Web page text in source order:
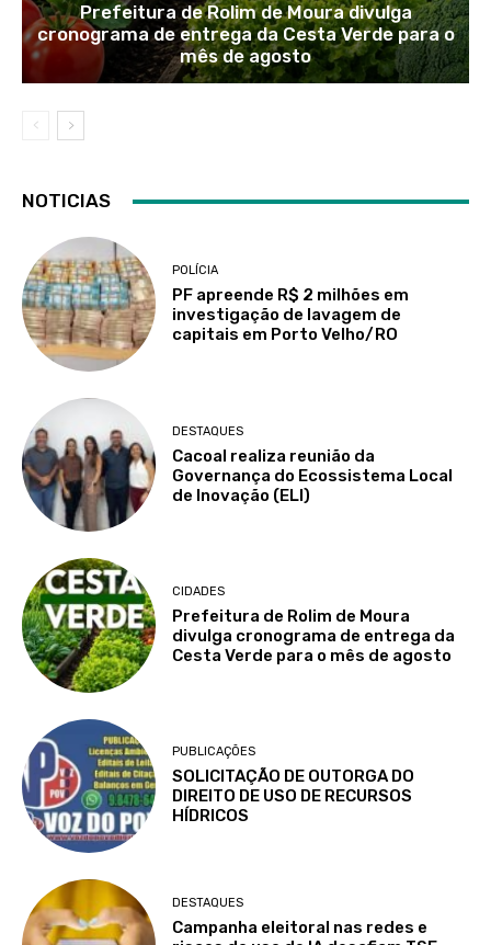
Prefeitura de Rolim de Moura divulga
cronograma de entrega da Cesta Verde para o
mês de agosto
NOTICIAS
POLÍCIA
PF apreende R$ 2 milhões em
investigação de lavagem de
capitais em Porto Velho/RO
DESTAQUES
Cacoal realiza reunião da
Governança do Ecossistema Local
de Inovação (ELI)
CIDADES
Prefeitura de Rolim de Moura
divulga cronograma de entrega da
Cesta Verde para o mês de agosto
PUBLICAÇÕES
SOLICITAÇÃO DE OUTORGA DO
DIREITO DE USO DE RECURSOS
HÍDRICOS
DESTAQUES
Campanha eleitoral nas redes e